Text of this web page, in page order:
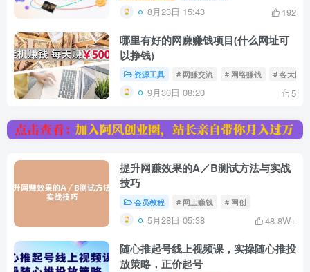
8月23日 15:43 192
哪里有好的网赚赚钱项目(什么网址可
以挣钱)
资源工具 # 网赚交流 # 网络赚钱 # 各大网
9月30日 08:20 5
提升网赚效果的A／B测试方法与实战
技巧
会员教程 # 网上赚钱 # 网创
5月28日 05:38 48.8W+
随心推起号线上视频课，实操随心推投
放策略，正价起号